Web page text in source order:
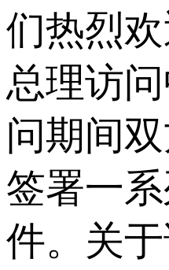
们热烈
总理访
问期间
签署一
件。关